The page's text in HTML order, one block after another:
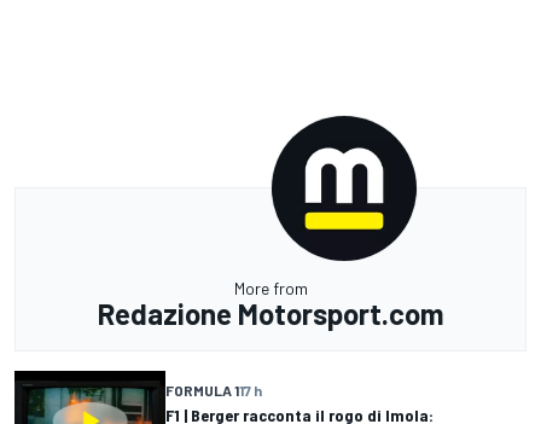
More from
Redazione Motorsport.com
FORMULA 117 h
F1 | Berger racconta il rogo di Imola: